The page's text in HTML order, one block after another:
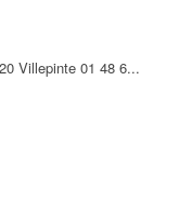
Villepinte 01 48 6...